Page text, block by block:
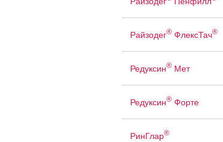
Райзодег®ФлексТач®
Редуксин®Мет
Редуксин®Форте
РинГлар®